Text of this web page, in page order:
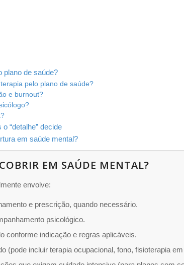
plano de saúde?
pelo plano de saúde?
e burnout?
“detalhe” decide
em saúde mental?
EM SAÚDE MENTAL?
envolve:
e prescrição, quando necessário.
psicológico.
conforme indicação e regras aplicáveis.
(pode incluir terapia ocupacional, fono, fisioterapia